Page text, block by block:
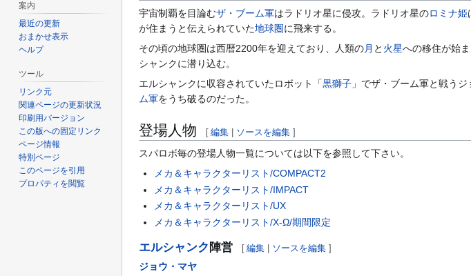
宇宙制覇を目論むザ・ブーム軍はラドリオ星に侵攻。ラドリオ星のロミナ姫
が住まうと伝えられていた地球圏に飛来する。
その頃の地球圏は西暦2200年を迎えており、人類の月 と 火星への移住が始
シャンクに潜り込む。
エルシャンクに収容されていたロボット「黒獅子 」でザ・ブーム軍と戦う
ム軍をうち破るのだった。
登場人物 [ 編集 ソースを編集 ]
スパロボ毎の登場人物一覧については以下を参照して下さい。
メカ＆キャラクターリスト/COMPACT2
メカ＆キャラクターリスト/IMPACT
メカ＆キャラクターリスト/UX
メカ＆キャラクターリスト/X-Ω/期間限定
エルシャンク 陣営 [ 編集 ソースを編集 ]
ジョウ・マヤ
案内
最近の更新
おまかせ表示
ヘルプ
ツール
リンク元
関連ページの更新状況
印刷用バージョン
この版への固定リンク
ページ情報
特別ページ
このページを引用
プロパティを閲覧